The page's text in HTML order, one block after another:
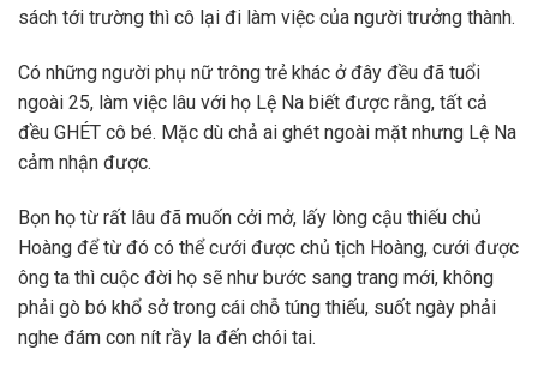
sách tới trường thì cô lại đi làm việc của người trưởng thành.
Có những người phụ nữ trông trẻ khác ở đây đều đã tuổi
ngoài 25, làm việc lâu với họ Lệ Na biết được rằng, tất cả
đều GHÉT cô bé. Mặc dù chả ai ghét ngoài mặt nhưng Lệ Na
cảm nhận được.
Bọn họ từ rất lâu đã muốn cởi mở, lấy lòng cậu thiếu chủ
Hoàng để từ đó có thể cưới được chủ tịch Hoàng, cưới được
ông ta thì cuộc đời họ sẽ như bước sang trang mới, không
phải gò bó khổ sở trong cái chỗ túng thiếu, suốt ngày phải
nghe đám con nít rầy la đến chói tai.